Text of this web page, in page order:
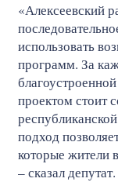
«Алексеевский
использовать
программ. За
проектом стоит
подход
которые жители
– сказал депутат.